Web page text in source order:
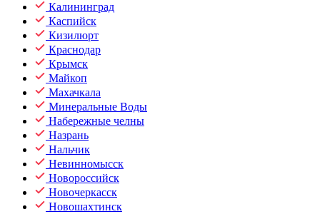
Калининград
Каспийск
Кизилюрт
Краснодар
Крымск
Майкоп
Махачкала
Минеральные Воды
Набережные челны
Назрань
Нальчик
Невинномысск
Новороссийск
Новочеркасск
Новошахтинск